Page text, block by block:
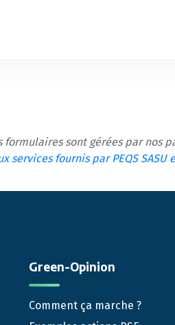
sont gérées par nos
fournis par PEQS
Green-Opinion
Comment ça marche ?